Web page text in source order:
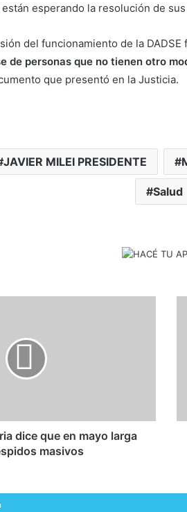
esperando la resolución de
del funcionamiento de la DADSE
de personas que no tienen otro
que presentó en la Justicia.
JAVIER MILEI PRESIDENTE
Salud
dice que en mayo larga
masivos